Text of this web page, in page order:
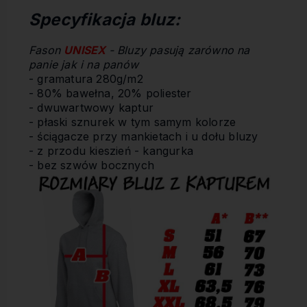
Specyfikacja bluz:
Fason UNISEX - Bluzy pasują zarówno na
panie jak i na panów
- gramatura 280g/m2
- 80% bawełna, 20% poliester
- dwuwartwowy kaptur
- płaski sznurek w tym samym kolorze
- ściągacze przy mankietach i u dołu bluzy
- z przodu kieszień - kangurka
- bez szwów bocznych